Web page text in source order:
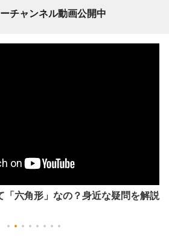
チャンネル動画公開中
「六角形」なの？身近な疑問を解説